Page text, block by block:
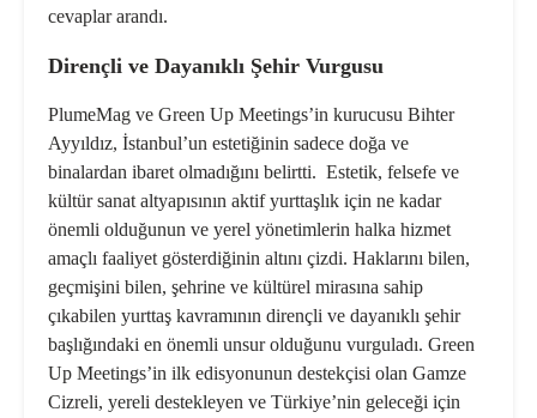
cevaplar arandı.
Dirençli ve Dayanıklı Şehir Vurgusu
PlumeMag ve Green Up Meetings’in kurucusu Bihter
Ayyıldız, İstanbul’un estetiğinin sadece doğa ve
binalardan ibaret olmadığını belirtti. Estetik, felsefe ve
kültür sanat altyapısının aktif yurttaşlık için ne kadar
önemli olduğunun ve yerel yönetimlerin halka hizmet
amaçlı faaliyet gösterdiğinin altını çizdi. Haklarını bilen,
geçmişini bilen, şehrine ve kültürel mirasına sahip
çıkabilen yurttaş kavramının dirençli ve dayanıklı şehir
başlığındaki en önemli unsur olduğunu vurguladı. Green
Up Meetings’in ilk edisyonunun destekçisi olan Gamze
Cizreli, yereli destekleyen ve Türkiye’nin geleceği için